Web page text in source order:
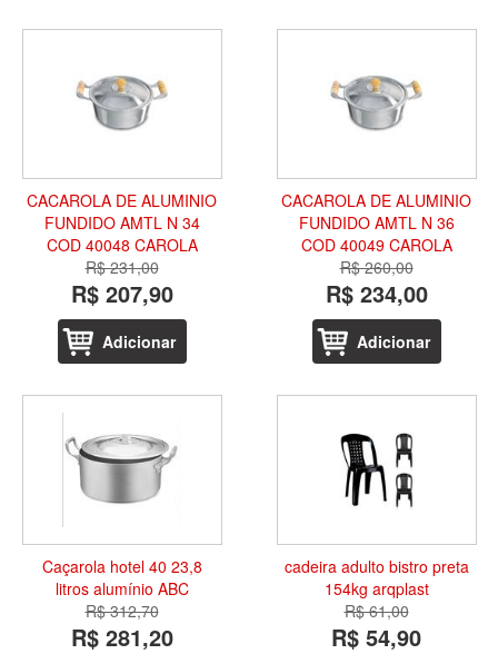
CACAROLA DE ALUMINIO
FUNDIDO AMTL N 34
COD 40048 CAROLA
R$ 231,00
R$ 207,90
Adicionar
CACAROLA DE ALUMINIO
FUNDIDO AMTL N 36
COD 40049 CAROLA
R$ 260,00
R$ 234,00
Adicionar
Caçarola hotel 40 23,8
litros alumínio ABC
R$ 312,70
R$ 281,20
cadeira adulto bistro preta
154kg arqplast
R$ 61,00
R$ 54,90